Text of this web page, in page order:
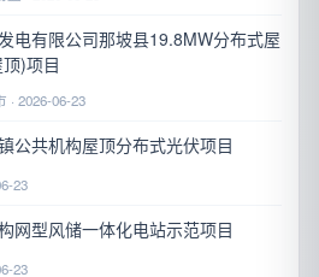
电有限公司那坡县19.8MW分布式屋
)项目
2026-06-23
公共机构屋顶分布式光伏项目
23
网型风储一体化电站示范项目
23